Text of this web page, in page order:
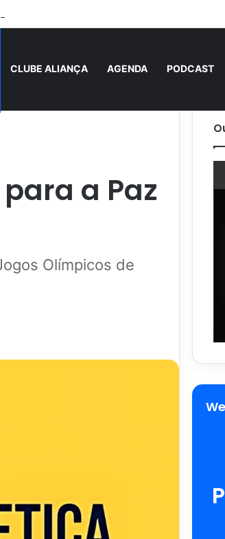
“novos santos” e construtores da
CLUBE ALIANÇA AGENDA PODCAST
a Paz
Olímpicos de